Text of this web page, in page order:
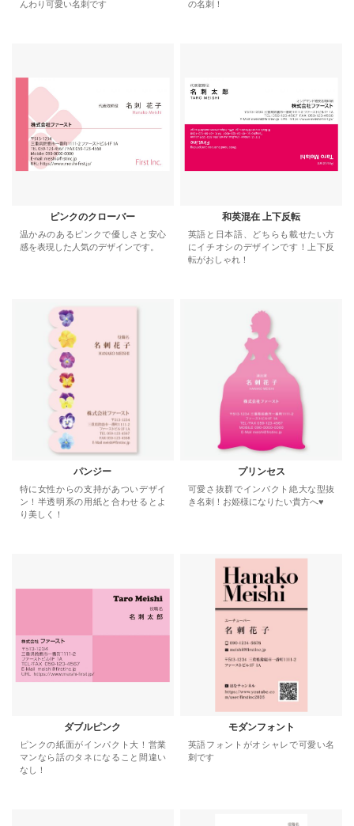
んわり可愛い名刺です の名刺！
ピンクのクローバー
温かみのあるピンクで優しさと安心
感を表現した人気のデザインです。
和英混在 上下反転
英語と日本語、どちらも載せたい方
にイチオシのデザインです！上下反
転がおしゃれ！
パンジー
特に女性からの支持があついデザイ
ン！半透明系の用紙と合わせるとよ
り美しく！
プリンセス
可愛さ抜群でインパクト絶大な型抜
き名刺！お姫様になりたい貴方へ♥
ダブルピンク
ピンクの紙面がインパクト大！営業
マンなら話のタネになること間違い
なし！
モダンフォント
英語フォントがオシャレで可愛い名
刺です